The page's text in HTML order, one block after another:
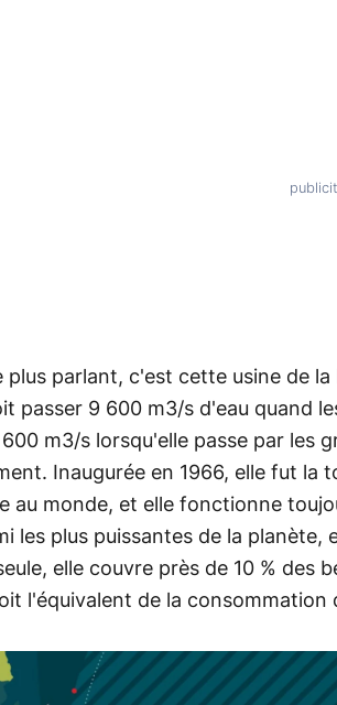
plus parlant, c'est cette usine de
passer 9 600 m3/s d'eau quand
m3/s lorsqu'elle passe par les
Inaugurée en 1966, elle fut la
au monde, et elle fonctionne
les plus puissantes de la planète,
elle couvre près de 10 % des
l'équivalent de la